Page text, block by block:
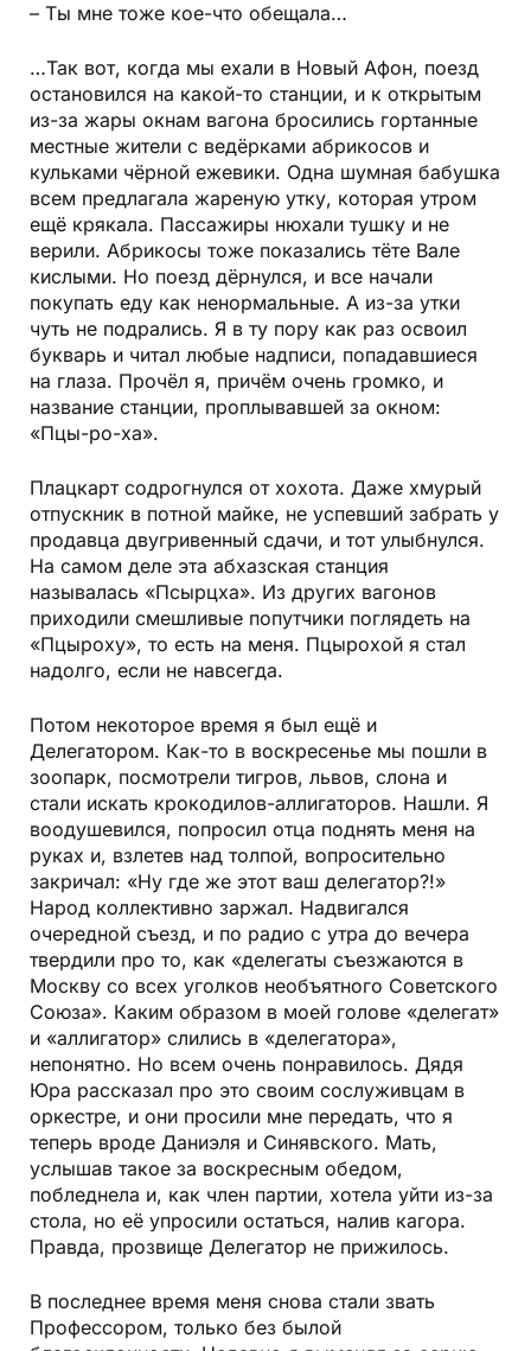
– Ты мне тоже кое-что обещала…
…Так вот, когда мы ехали в Новый Афон, поезд
остановился на какой-то станции, и к открытым
из-за жары окнам вагона бросились гортанные
местные жители с ведёрками абрикосов и
кульками чёрной ежевики. Одна шумная бабушка
всем предлагала жареную утку, которая утром
ещё крякала. Пассажиры нюхали тушку и не
верили. Абрикосы тоже показались тёте Вале
кислыми. Но поезд дёрнулся, и все начали
покупать еду как ненормальные. А из-за утки
чуть не подрались. Я в ту пору как раз освоил
букварь и читал любые надписи, попадавшиеся
на глаза. Прочёл я, причём очень громко, и
название станции, проплывавшей за окном:
«Пцы-ро-ха».
Плацкарт содрогнулся от хохота. Даже хмурый
отпускник в потной майке, не успевший забрать у
продавца двугривенный сдачи, и тот улыбнулся.
На самом деле эта абхазская станция
называлась «Псырцха». Из других вагонов
приходили смешливые попутчики поглядеть на
«Пцыроху», то есть на меня. Пцырохой я стал
надолго, если не навсегда.
Потом некоторое время я был ещё и
Делегатором. Как-то в воскресенье мы пошли в
зоопарк, посмотрели тигров, львов, слона и
стали искать крокодилов-аллигаторов. Нашли. Я
воодушевился, попросил отца поднять меня на
руках и, взлетев над толпой, вопросительно
закричал: «Ну где же этот ваш делегатор?!»
Народ коллективно заржал. Надвигался
очередной съезд, и по радио с утра до вечера
твердили про то, как «делегаты съезжаются в
Москву со всех уголков необъятного Советского
Союза». Каким образом в моей голове «делегат»
и «аллигатор» слились в «делегатора»,
непонятно. Но всем очень понравилось. Дядя
Юра рассказал про это своим сослуживцам в
оркестре, и они просили мне передать, что я
теперь вроде Даниэля и Синявского. Мать,
услышав такое за воскресным обедом,
побледнела и, как член партии, хотела уйти из-за
стола, но её упросили остаться, налив кагора.
Правда, прозвище Делегатор не прижилось.
В последнее время меня снова стали звать
Профессором, только без былой